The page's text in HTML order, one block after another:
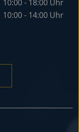
10:00 - 18:00 Uhr
10:00 - 14:00 Uhr